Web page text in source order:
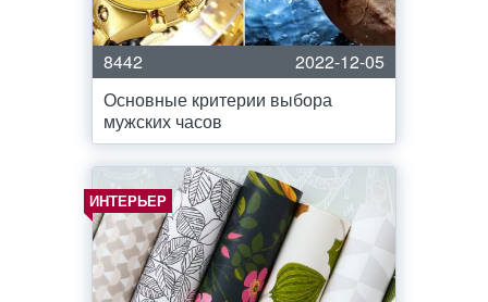
8442
2022-12-05
Основные критерии выбора
мужских часов
ИНТЕРЬЕР